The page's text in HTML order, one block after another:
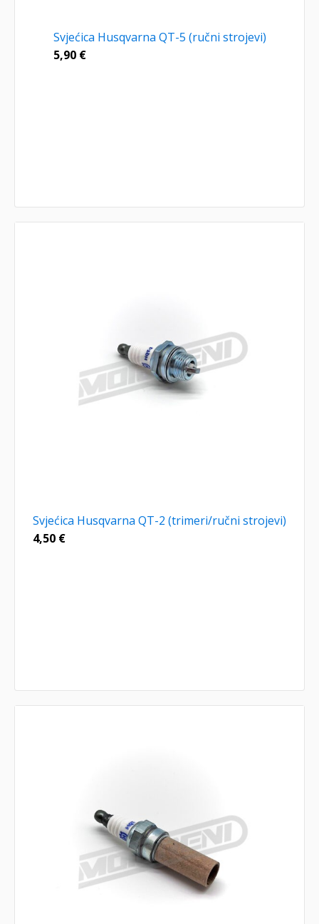
Svjećica Husqvarna QT-5 (ručni strojevi)
5,90 €
Svjećica Husqvarna QT-2 (trimeri/ručni strojevi)
4,50 €